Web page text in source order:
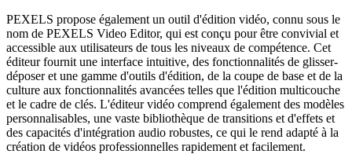
PEXELS propose également un outil d'édition vidéo, connu sous le
nom de PEXELS Video Editor, qui est conçu pour être convivial et
accessible aux utilisateurs de tous les niveaux de compétence. Cet
éditeur fournit une interface intuitive, des fonctionnalités de glisser-
déposer et une gamme d'outils d'édition, de la coupe de base et de la
culture aux fonctionnalités avancées telles que l'édition multicouche
et le cadre de clés. L'éditeur vidéo comprend également des modèles
personnalisables, une vaste bibliothèque de transitions et d'effets et
des capacités d'intégration audio robustes, ce qui le rend adapté à la
création de vidéos professionnelles rapidement et facilement.